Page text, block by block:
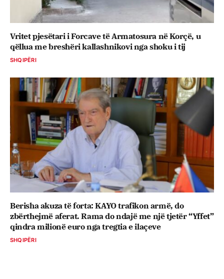
Vritet pjesëtari i Forcave të Armatosura në Korçë, u
qëllua me breshëri kallashnikovi nga shoku i tij
SHQIPËRI
Berisha akuza të forta: KAYO trafikon armë, do
zbërthejmë aferat. Rama do ndajë me një tjetër “Yffet”
qindra milionë euro nga tregtia e ilaçeve
SHQIPËRI